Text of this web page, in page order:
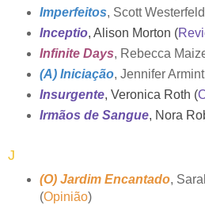
Imperfeitos, Scott
Inceptio, Alison Morton (
Infinite Days, Rebecca
(A) Iniciação, Jennifer
Insurgente, Veronica Roth (
Irmãos de Sangue, Nora
J
(O) Jardim Encantado,
(Opinião)